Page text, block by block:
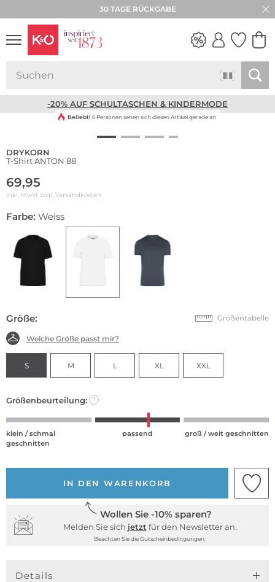
30 TAGE RÜCKGABE
-20% AUF SCHULTASCHEN & KINDERMODE
Beliebt! 6 Personen sehen sich diesen Artikel gerade an
DRYKORN
T-Shirt ANTON 88
69,95
inkl. Mwst zzgl. Versandkosten
Farbe: Weiss
Größe: Größentabelle
Welche Größe passt mir?
S M L XL XXL
Größenbeurteilung: ?
klein / schmal
geschnitten
passend groß / weit geschnitten
IN DEN WARENKORB
Wollen Sie -10% sparen?
Melden Sie sich jetzt für den Newsletter an.
Beachten Sie die Gutscheinbedingungen.
Details